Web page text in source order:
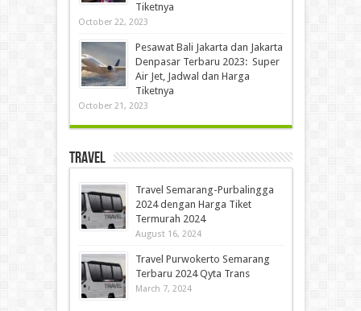
Tiketnya
October 22, 2023
Pesawat Bali Jakarta dan Jakarta
Denpasar Terbaru 2023: Super
Air Jet, Jadwal dan Harga
Tiketnya
October 21, 2023
Travel
Travel Semarang-Purbalingga
2024 dengan Harga Tiket
Termurah 2024
August 16, 2024
Travel Purwokerto Semarang
Terbaru 2024 Qyta Trans
March 7, 2024